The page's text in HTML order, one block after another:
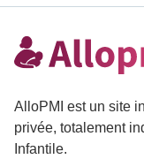
AlloPMI est un site
privée, totalement
Infantile.